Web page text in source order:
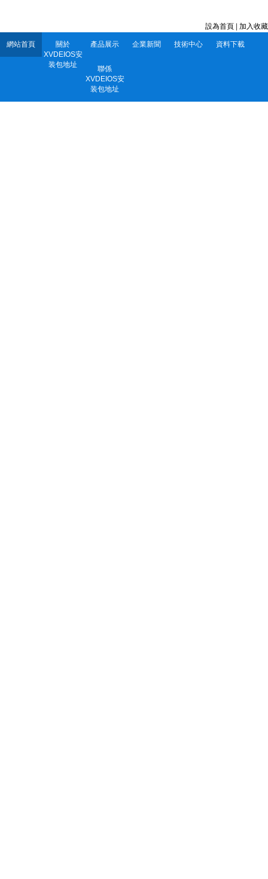
設為首頁 加入收藏
網站首頁
關於
XVDEIOS安
装包地址
產品展示 企業新聞 技術中心 資料下載
聯係
XVDEIOS安
装包地址